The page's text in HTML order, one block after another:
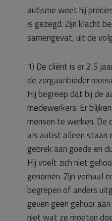
autisme weet hij
is gezegd. Zijn klacht
samengevat, uit de
1) De cliënt is er 2,5
de zorgaanbieder
Hij begreep dat bij de
medewerkers. Er
mensen te werken. De
als autist alleen staan
gebrek aan goede en
Hij voelt zich niet
genomen. Zijn verhaal
begrepen of anders
geven geen gehoor
niet wat ze moeten